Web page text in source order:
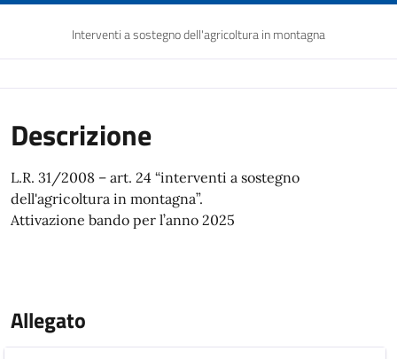
Interventi a sostegno dell'agricoltura in montagna
Descrizione
L.R. 31/2008 – art. 24 “interventi a sostegno
dell'agricoltura in montagna”.
Attivazione bando per l’anno 2025
Allegato